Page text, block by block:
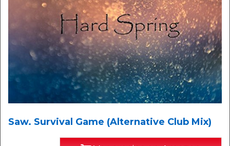
Saw. Survival Game (Alternative Club Mix)